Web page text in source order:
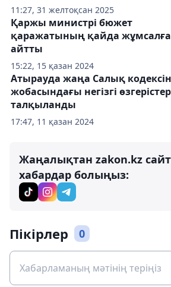
11:27, 31 желтоқсан 2025
15:22, 15 қазан 2024
Қаржы министрі бюжет
қаражатының қайда
айтты
17:47, 11 қазан 2024
Атырауда жаңа Салық
жобасындағы негізгі өзгерістер
талқыланды
Жаңалықтан zakon.kz
хабардар болыңыз:
Пікірлер 0